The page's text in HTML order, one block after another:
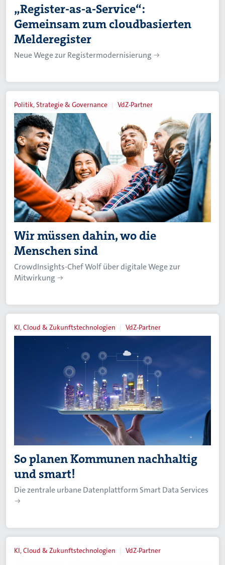
„Register-as-a-Service“:
Gemeinsam zum cloudbasierten
Melderegister
Neue Wege zur Registermodernisierung
Politik, Strategie & Governance VdZ-Partner
Wir müssen dahin, wo die
Menschen sind
CrowdInsights-Chef Wolf über digitale Wege zur
Mitwirkung
KI, Cloud & Zukunftstechnologien VdZ-Partner
So planen Kommunen nachhaltig
und smart!
Die zentrale urbane Datenplattform Smart Data Services
KI, Cloud & Zukunftstechnologien VdZ-Partner